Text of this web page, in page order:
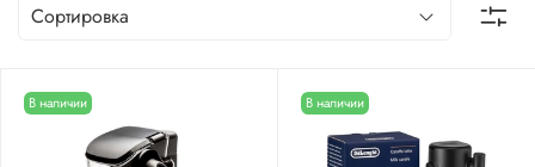
В наличии В наличии